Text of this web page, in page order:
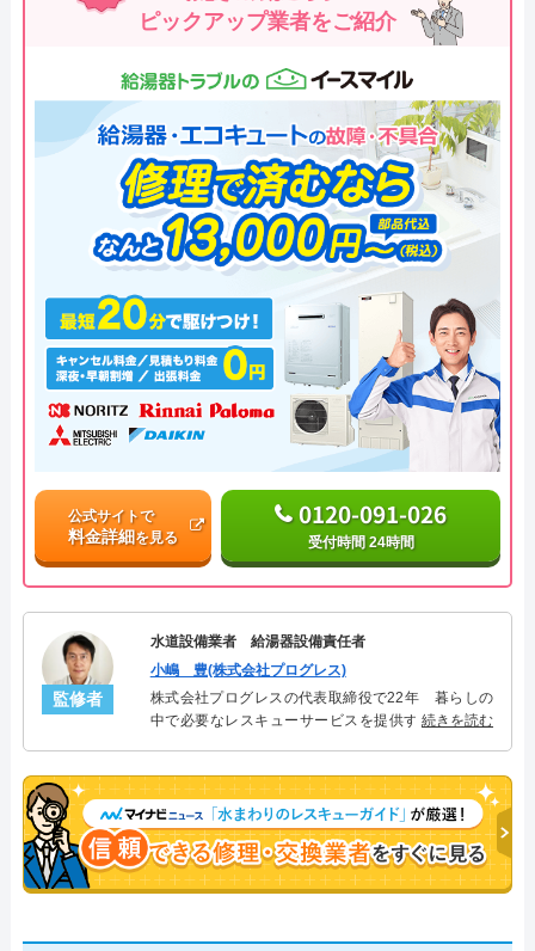
ピックアップ業者をご紹介
公式サイトで
料金詳細を見る
0120-091-026
受付時間 24時間
監修者
水道設備業者 給湯器設備責任者
小嶋 豊(株式会社プログレス)
株式会社プログレスの代表取締役で22年 暮らしの
中で必要なレスキューサービスを提供する株式会社
決。多くのお客様に信頼される「給湯器」のスペシ
ャリスト。
続きを読む